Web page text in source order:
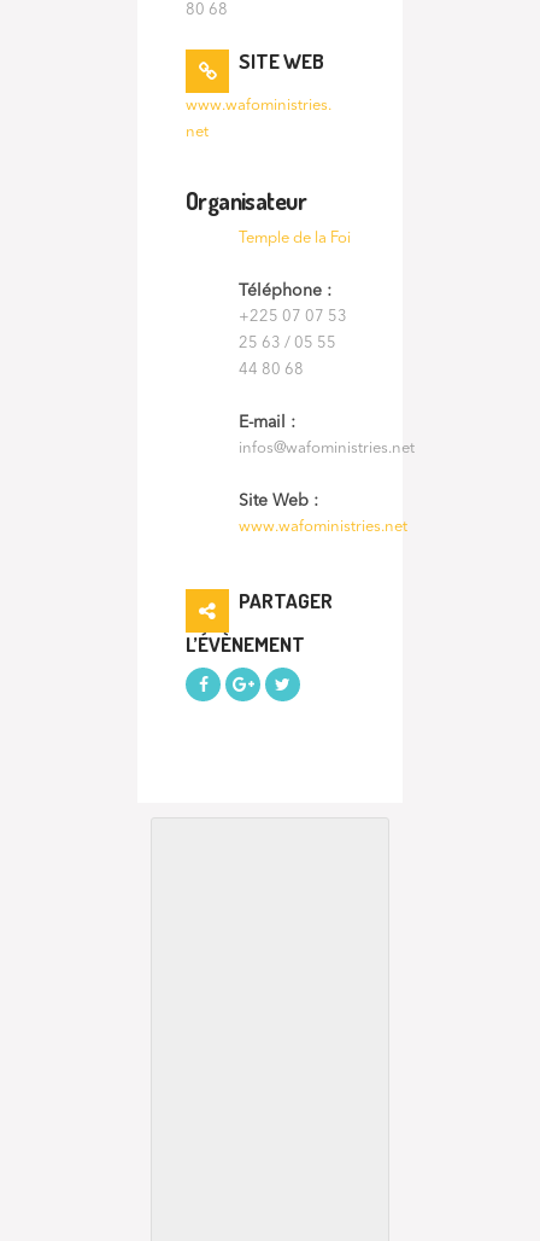
80 68
SITE WEB
www.wafoministries.
net
Organisateur
Temple de la Foi
Téléphone :
+225 07 07 53
25 63 / 05 55
44 80 68
E-mail :
infos@wafoministries.net
Site Web :
www.wafoministries.net
PARTAGER
L’ÉVÈNEMENT